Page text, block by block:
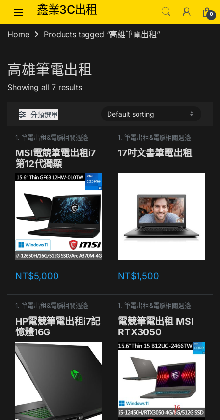
Skip to navigation
Skip to content鑫業3C出租 0
Home Products tagged “高雄筆電出租”
高雄筆電出租
Showing all 7 results
分類選單
1. 筆電出租&電腦相關週邊
MSI電競筆電出租i7
第12代獨顯
A370M(同
RTX3050)
NT$5,000
1. 筆電出租&電腦相關週邊
17吋文書筆電出租
NT$1,500
1. 筆電出租&電腦相關週邊
HP電競筆電出租i7記
憶體16G
1. 筆電出租&電腦相關週邊
電競筆電出租 MSI
RTX3050